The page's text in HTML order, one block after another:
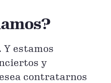
Y estamos
y
contratarnos